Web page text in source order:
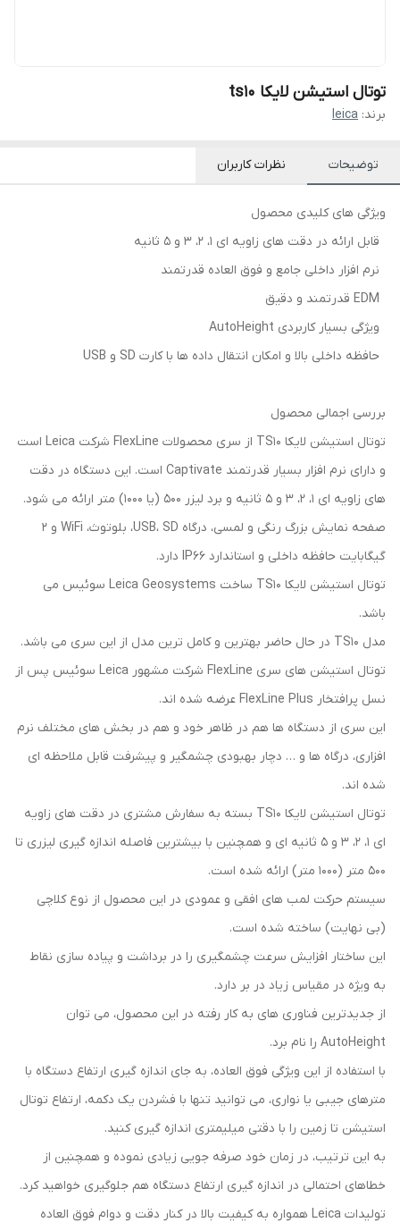
توتال استیشن لایکا ts10
برند: leica
توضیحات نظرات کاربران
ویژگی های کلیدی محصول
قابل ارائه در دقت های زاویه ای 1، 2، 3 و 5 ثانیه
نرم افزار داخلی جامع و فوق العاده قدرتمند
ویژگی بسیار کاربردی AutoHeight
حافظه داخلی بالا و امکان انتقال داده ها با کارت SD و USB
بررسی اجمالی محصول
توتال استیشن لایکا TS10 از سری محصولات FlexLine شرکت Leica است
و دارای نرم افزار بسیار قدرتمند Captivate است. این دستگاه در دقت
های زاویه ای 1، 2، 3 و 5 ثانیه و برد لیزر 500 (یا 1000) متر ارائه می شود.
صفحه نمایش بزرگ رنگی و لمسی، درگاه USB، SD، بلوتوث، WiFi و 2
گیگابایت حافظه داخلی و استاندارد IP66 دارد.
توتال استیشن لایکا TS10 ساخت Leica Geosystems سوئیس می
باشد.
مدل TS10 در حال حاضر بهترین و کامل ترین مدل از این سری می باشد.
توتال استیشن های سری FlexLine شرکت مشهور Leica سوئیس پس از
نسل پرافتخار FlexLine Plus عرضه شده اند.
این سری از دستگاه ها هم در ظاهر خود و هم در بخش های مختلف نرم
افزاری، درگاه ها و … دچار بهبودی چشمگیر و پیشرفت قابل ملاحظه ای
شده اند.
توتال استیشن لایکا TS10 بسته به سفارش مشتری در دقت های زاویه
ای 1، 2، 3 و 5 ثانیه ای و همچنین با بیشترین فاصله اندازه گیری لیزری تا
500 متر (1000 متر) ارائه شده است.
سیستم حرکت لمب های افقی و عمودی در این محصول از نوع کلاچی
(بی نهایت) ساخته شده است.
این ساختار افزایش سرعت چشمگیری را در برداشت و پیاده سازی نقاط
به ویژه در مقیاس زیاد در بر دارد.
از جدیدترین فناوری های به کار رفته در این محصول، می توان
AutoHeight را نام برد.
با استفاده از این ویژگی فوق العاده، به جای اندازه گیری ارتفاع دستگاه با
مترهای جیبی یا نواری، می توانید تنها با فشردن یک دکمه، ارتفاع توتال
استیشن تا زمین را با دقتی میلیمتری اندازه گیری کنید.
به این ترتیب، در زمان خود صرفه جویی زیادی نموده و همچنین از
خطاهای احتمالی در اندازه گیری ارتفاع دستگاه هم جلوگیری خواهید کرد.
تولیدات Leica همواره به کیفیت بالا در کنار دقت و دوام فوق العاده